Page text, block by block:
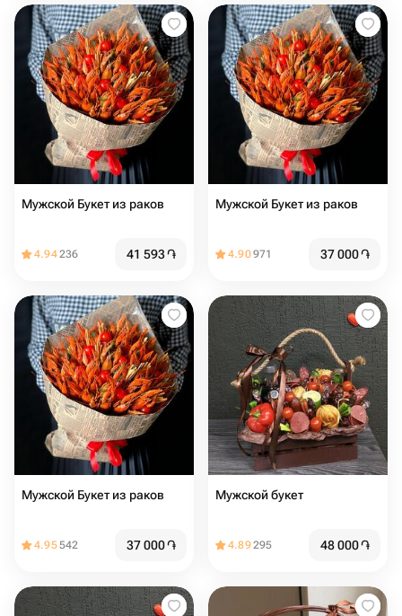
Мужской Букет из раков
4.94236 41 593֏
Мужской Букет из раков
4.90971 37 000֏
Мужской Букет из раков
4.95542 37 000֏
Мужской букет
4.89295 48 000֏